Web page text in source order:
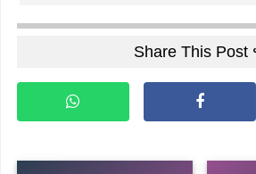
Share This Post